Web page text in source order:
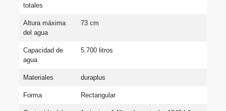
totales
Altura máxima
del agua
73 cm
Capacidad de
agua
5.700 litros
Materiales duraplus
Forma Rectangular